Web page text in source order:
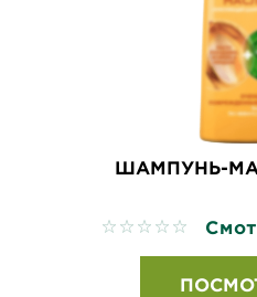
ШАМПУНЬ-
No reviews